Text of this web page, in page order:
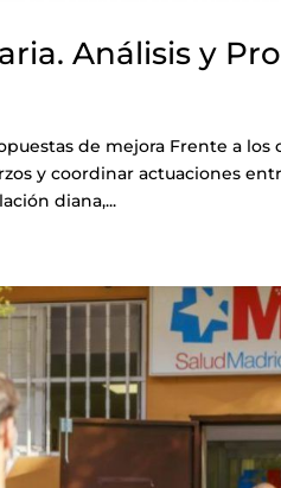
Análisis y
de mejora Frente a los
y coordinar actuaciones
diana,...